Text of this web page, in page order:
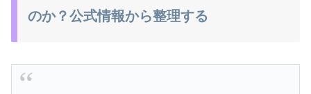
のか？公式情報から整理する